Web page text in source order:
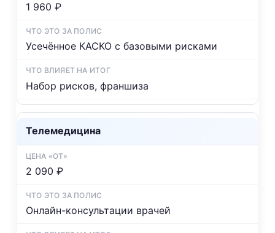
1 960 ₽
Усечённое КАСКО с базовыми рисками
Набор рисков, франшиза
Телемедицина
2 090 ₽
Онлайн-консультации врачей